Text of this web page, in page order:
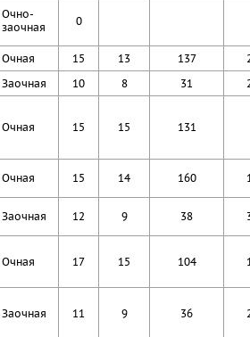
Очно-
заочная
0
Очная 15 13 137
Заочная
10 8 31
Очная 15 15 131
Очная 15 14 160
Заочная 12 9 38
Очная 17 15 104
Заочная 11 9 36